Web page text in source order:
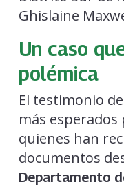
Un caso
polémica
El testimonio
más
quienes han
documentos
Departamento